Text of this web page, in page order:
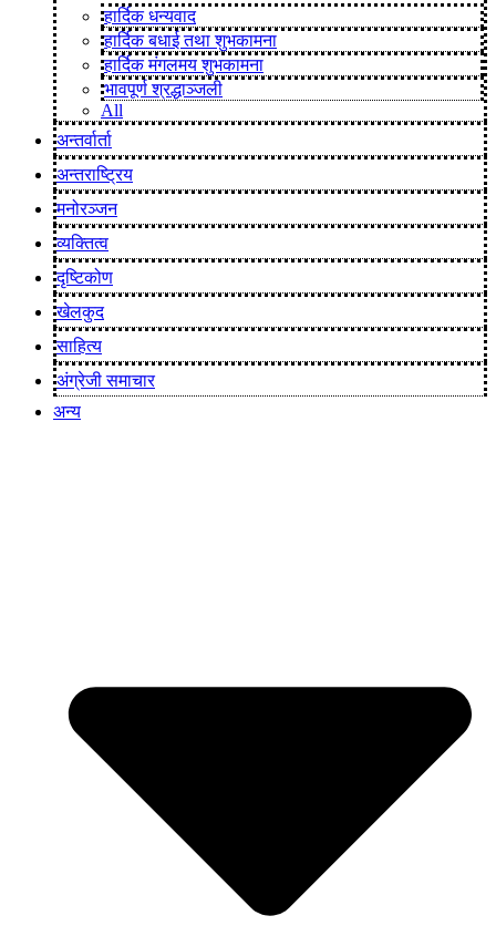
हार्दिक धन्यवाद
हार्दिक बधाई तथा शुभकामना
हार्दिक मंगलमय शुभकामना
भावपूर्ण श्रद्धाञ्जली
All
अन्तर्वार्ता
अन्तराष्ट्रिय
मनोरञ्जन
व्यक्तित्व
दृष्टिकोण
खेलकुद
साहित्य
अंग्रेजी समाचार
अन्य